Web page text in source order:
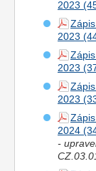
2023
2023
2023
2023
2024
-